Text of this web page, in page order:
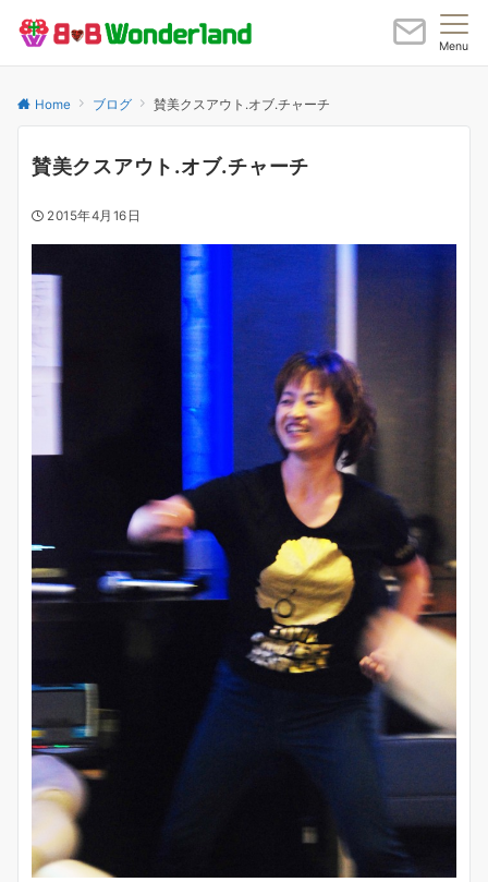
Menu
Home ブログ 賛美クスアウト.オブ.チャーチ
賛美クスアウト.オブ.チャーチ
2015年4月16日